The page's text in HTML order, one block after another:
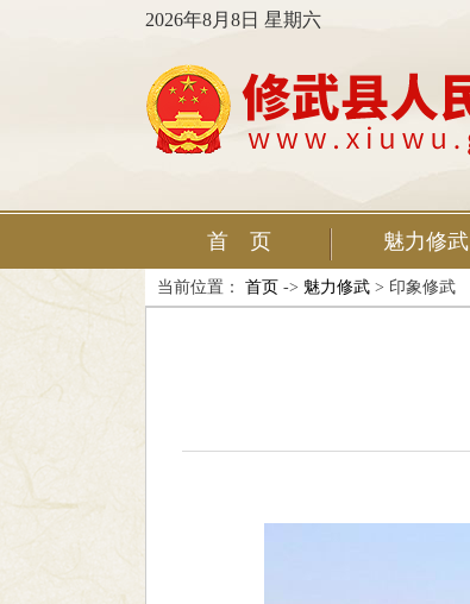
2026年8月8日 星期六
首 页 魅力修武
当前位置： 首页 -> 魅力修武 > 印象修武